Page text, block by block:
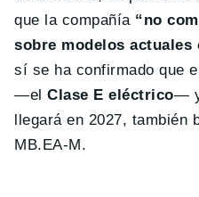
que la compañía “no
sobre modelos actuales
sí se ha confirmado que
—elClase E eléctrico—
llegará en 2027, también
MB.EA-M.